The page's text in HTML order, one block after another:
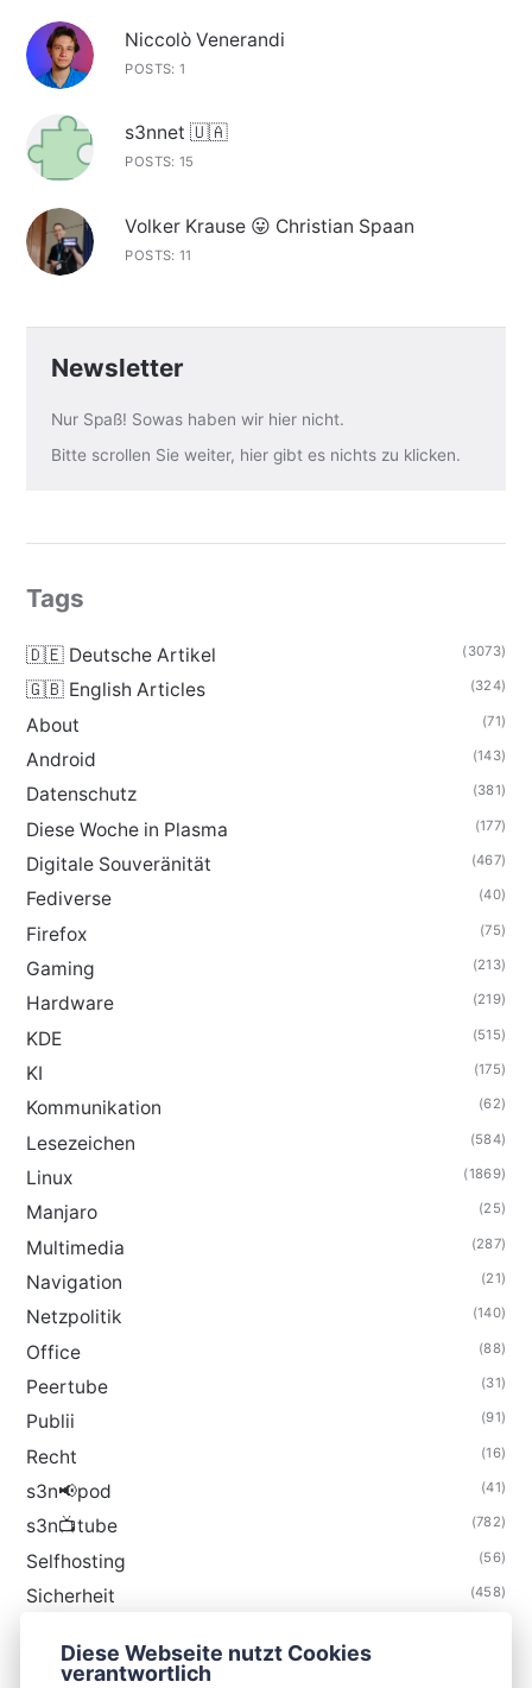
Niccolò Venerandi
POSTS: 1
s3nnet 🇺🇦
POSTS: 15
Volker Krause 😛 Christian Spaan
POSTS: 11
Newsletter
Nur Spaß! Sowas haben wir hier nicht.
Bitte scrollen Sie weiter, hier gibt es nichts zu klicken.
Tags
🇩🇪 Deutsche Artikel (3073)
🇬🇧 English Articles (324)
About (71)
Android (143)
Datenschutz (381)
Diese Woche in Plasma (177)
Digitale Souveränität (467)
Fediverse (40)
Firefox (75)
Gaming (213)
Hardware (219)
KDE (515)
KI (175)
Kommunikation (62)
Lesezeichen (584)
Linux (1869)
Manjaro (25)
Multimedia (287)
Navigation (21)
Netzpolitik (140)
Office (88)
Peertube (31)
Publii (91)
Recht (16)
s3n📢pod (41)
s3n📺tube (782)
Selfhosting (56)
Sicherheit (458)
Thunderbird
Diese Webseite nutzt Cookies
verantwortlich